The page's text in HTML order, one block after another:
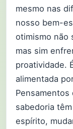
mesmo nas
nosso bem-
otimismo não
mas sim
proatividade.
alimentada
Pensamentos
sabedoria
espírito,